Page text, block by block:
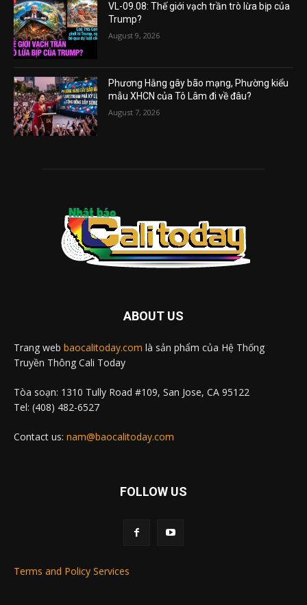
VL-09.08: Thế giới vạch trần trò lừa bịp của
Trump?
August 9, 2026
Phương Hằng gây bão mạng, Phường kiểu
mẫu XHCN của Tô Lâm đi về đâu?
August 7, 2026
ABOUT US
Trang web baocalitoday.com là sản phẩm của Hệ Thống
Truyền Thông Cali Today
Tòa soạn: 1310 Tully Road #109, San Jose, CA 95122
Tel: (408) 482-6527
Contact us: nam@baocalitoday.com
FOLLOW US
Terms and Policy Services